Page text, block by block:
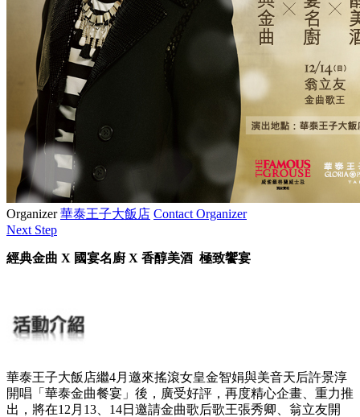
Organizer華泰王子大飯店 Contact Organizer
Next Step
經典金曲 X 國宴名廚 X 香醇美酒 極致饗宴
華泰王子大飯店繼4月邀來搖滾女皇金智娟與美音天后許景淳
開唱「華泰金曲餐宴」後，廣受好評，再度精心企畫、重力推
出，將在12月13、14日邀請金曲歌后歌王張秀卿、翁立友開